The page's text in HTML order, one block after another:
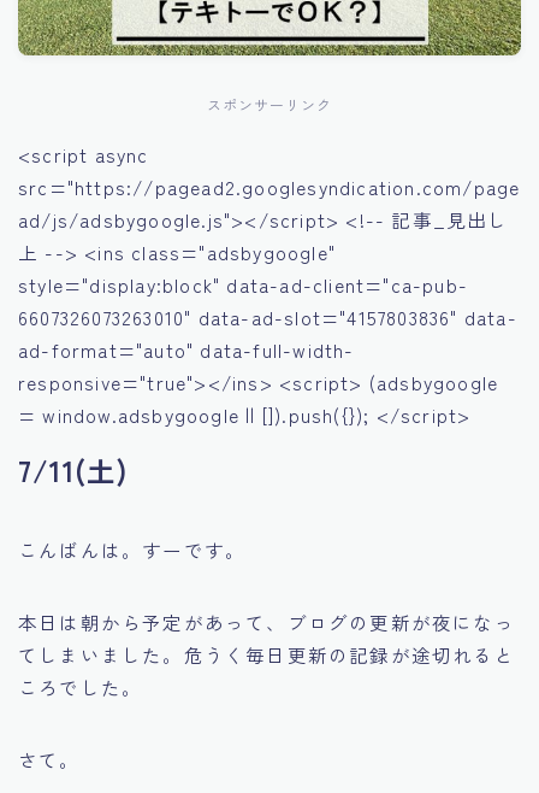
スポンサーリンク
<script async
src="https://pagead2.googlesyndication.com/page
ad/js/adsbygoogle.js"></script> <!-- 記事_見出し
上 --> <ins class="adsbygoogle"
style="display:block" data-ad-client="ca-pub-
6607326073263010" data-ad-slot="4157803836" data-
ad-format="auto" data-full-width-
responsive="true"></ins> <script> (adsbygoogle
= window.adsbygoogle || []).push({}); </script>
7/11(土)
こんばんは。すーです。
本日は朝から予定があって、ブログの更新が夜になっ
てしまいました。危うく毎日更新の記録が途切れると
ころでした。
さて。